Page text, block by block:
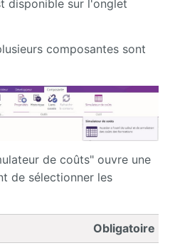
disponible sur l'onglet
composantes sont
de coûts" ouvre une
de sélectionner les
Obligatoire